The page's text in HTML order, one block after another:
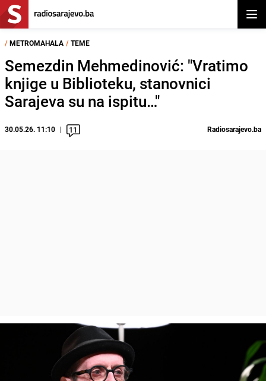
/ METROMAHALA / TEME
Semezdin Mehmedinović: "Vratimo
knjige u Biblioteku, stanovnici
Sarajeva su na ispitu…"
30.05.26. 11:10 11 Radiosarajevo.ba